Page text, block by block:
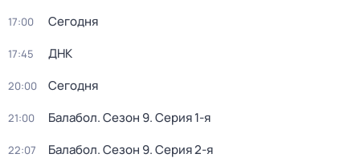
17:00 Сегодня
17:45 ДНК
20:00 Сегодня
21:00 Балабол. Сезон 9. Серия 1-я
22:07 Балабол. Сезон 9. Серия 2-я